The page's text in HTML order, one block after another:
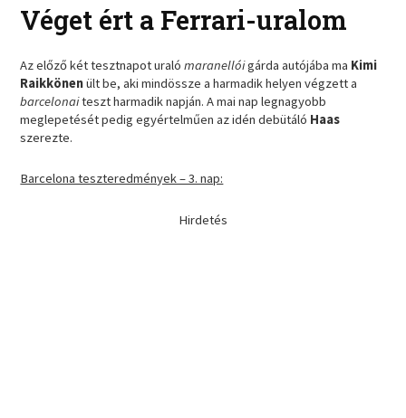
Véget ért a Ferrari-uralom
Az előző két tesztnapot uraló maranellóigárda autójába ma Kimi
Raikkönenült be, aki mindössze a harmadik helyen végzett a
barcelonaiteszt harmadik napján. A mai nap legnagyobb
meglepetését pedig egyértelműen az idén debütáló Haas
szerezte.
Barcelona teszteredmények – 3. nap:
Hirdetés